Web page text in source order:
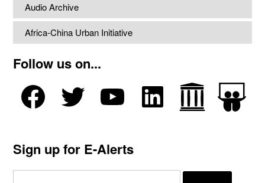
Audio Archive
Africa-China Urban Initiative
Follow us on...
Sign up for E-Alerts